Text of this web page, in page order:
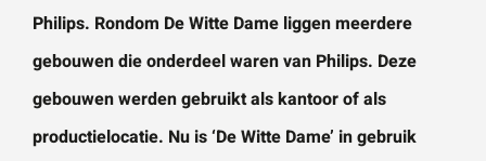
Philips. Rondom De Witte Dame liggen meerdere
gebouwen die onderdeel waren van Philips. Deze
gebouwen werden gebruikt als kantoor of als
productielocatie. Nu is ‘De Witte Dame’ in gebruik